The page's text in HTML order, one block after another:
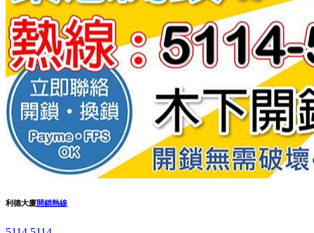
利德大廈開鎖熱線